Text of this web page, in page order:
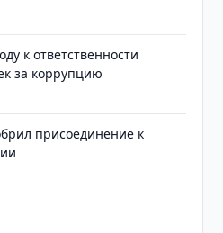
к ответственности
за коррупцию
присоединение к